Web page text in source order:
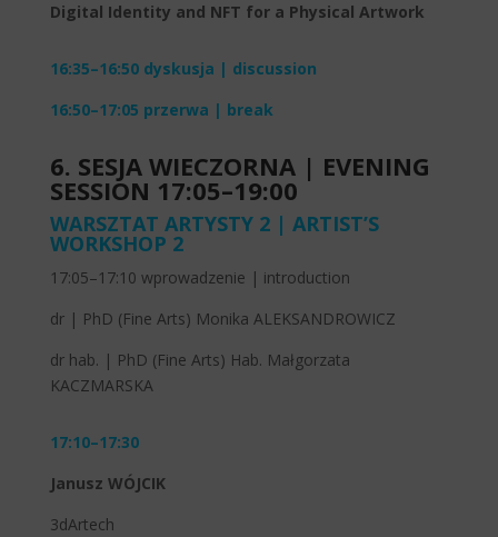
Digital Identity and NFT for a Physical Artwork
16:35–16:50 dyskusja | discussion
16:50–17:05 przerwa | break
6. SESJA WIECZORNA | EVENING
SESSION 17:05–19:00
WARSZTAT ARTYSTY 2 | ARTIST’S
WORKSHOP 2
17:05–17:10 wprowadzenie | introduction
dr | PhD (Fine Arts) Monika ALEKSANDROWICZ
dr hab. | PhD (Fine Arts) Hab. Małgorzata
KACZMARSKA
17:10–17:30
Janusz WÓJCIK
3dArtech